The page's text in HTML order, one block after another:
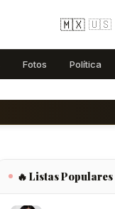
🇲🇽 🇺🇸
Fotos Política
🔥 Listas Populares